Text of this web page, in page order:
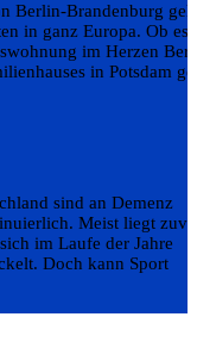
Berlin-Brandenburg
in ganz Europa. Ob es
im Herzen
in Potsdam
sind an Demenz
Meist liegt
im Laufe der Jahre
Doch kann Sport